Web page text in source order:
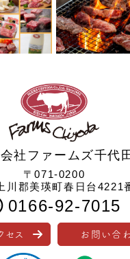
社ファームズ千代田
〒071-0200
川郡美瑛町春日台4221
0166-92-7015
セス お問い合